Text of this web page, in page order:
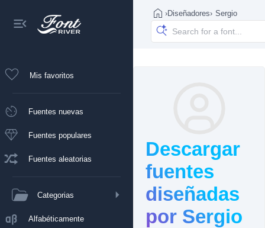
Mis favoritos
Fuentes nuevas
Fuentes populares
Fuentes aleatorias
Categorias
Alfabéticamente
›Diseñadores› Sergio
Descargar
fuentes
diseñadas
por Sergio